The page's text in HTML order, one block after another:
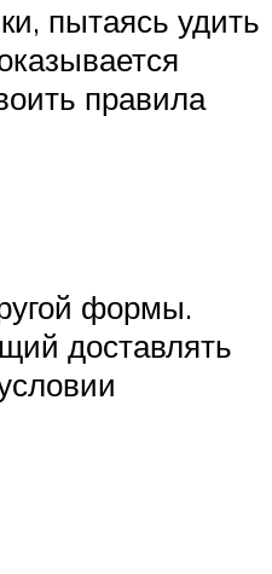
пытаясь удить
правила
формы.
доставлять